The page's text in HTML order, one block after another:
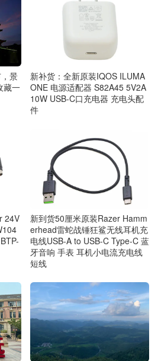
景
藏一
新补货：全新原装IQOS ILUMA
ONE 电源适配器 S82A45 5V2A
10W USB-C口充电器 充电头配
件
24V
新到货50厘米原装Razer Hamm
erhead雷蛇战锤狂鲨无线耳机充
电线USB-A to USB-C Type-C 蓝
牙音响 手表 耳机小电流充电线
短线